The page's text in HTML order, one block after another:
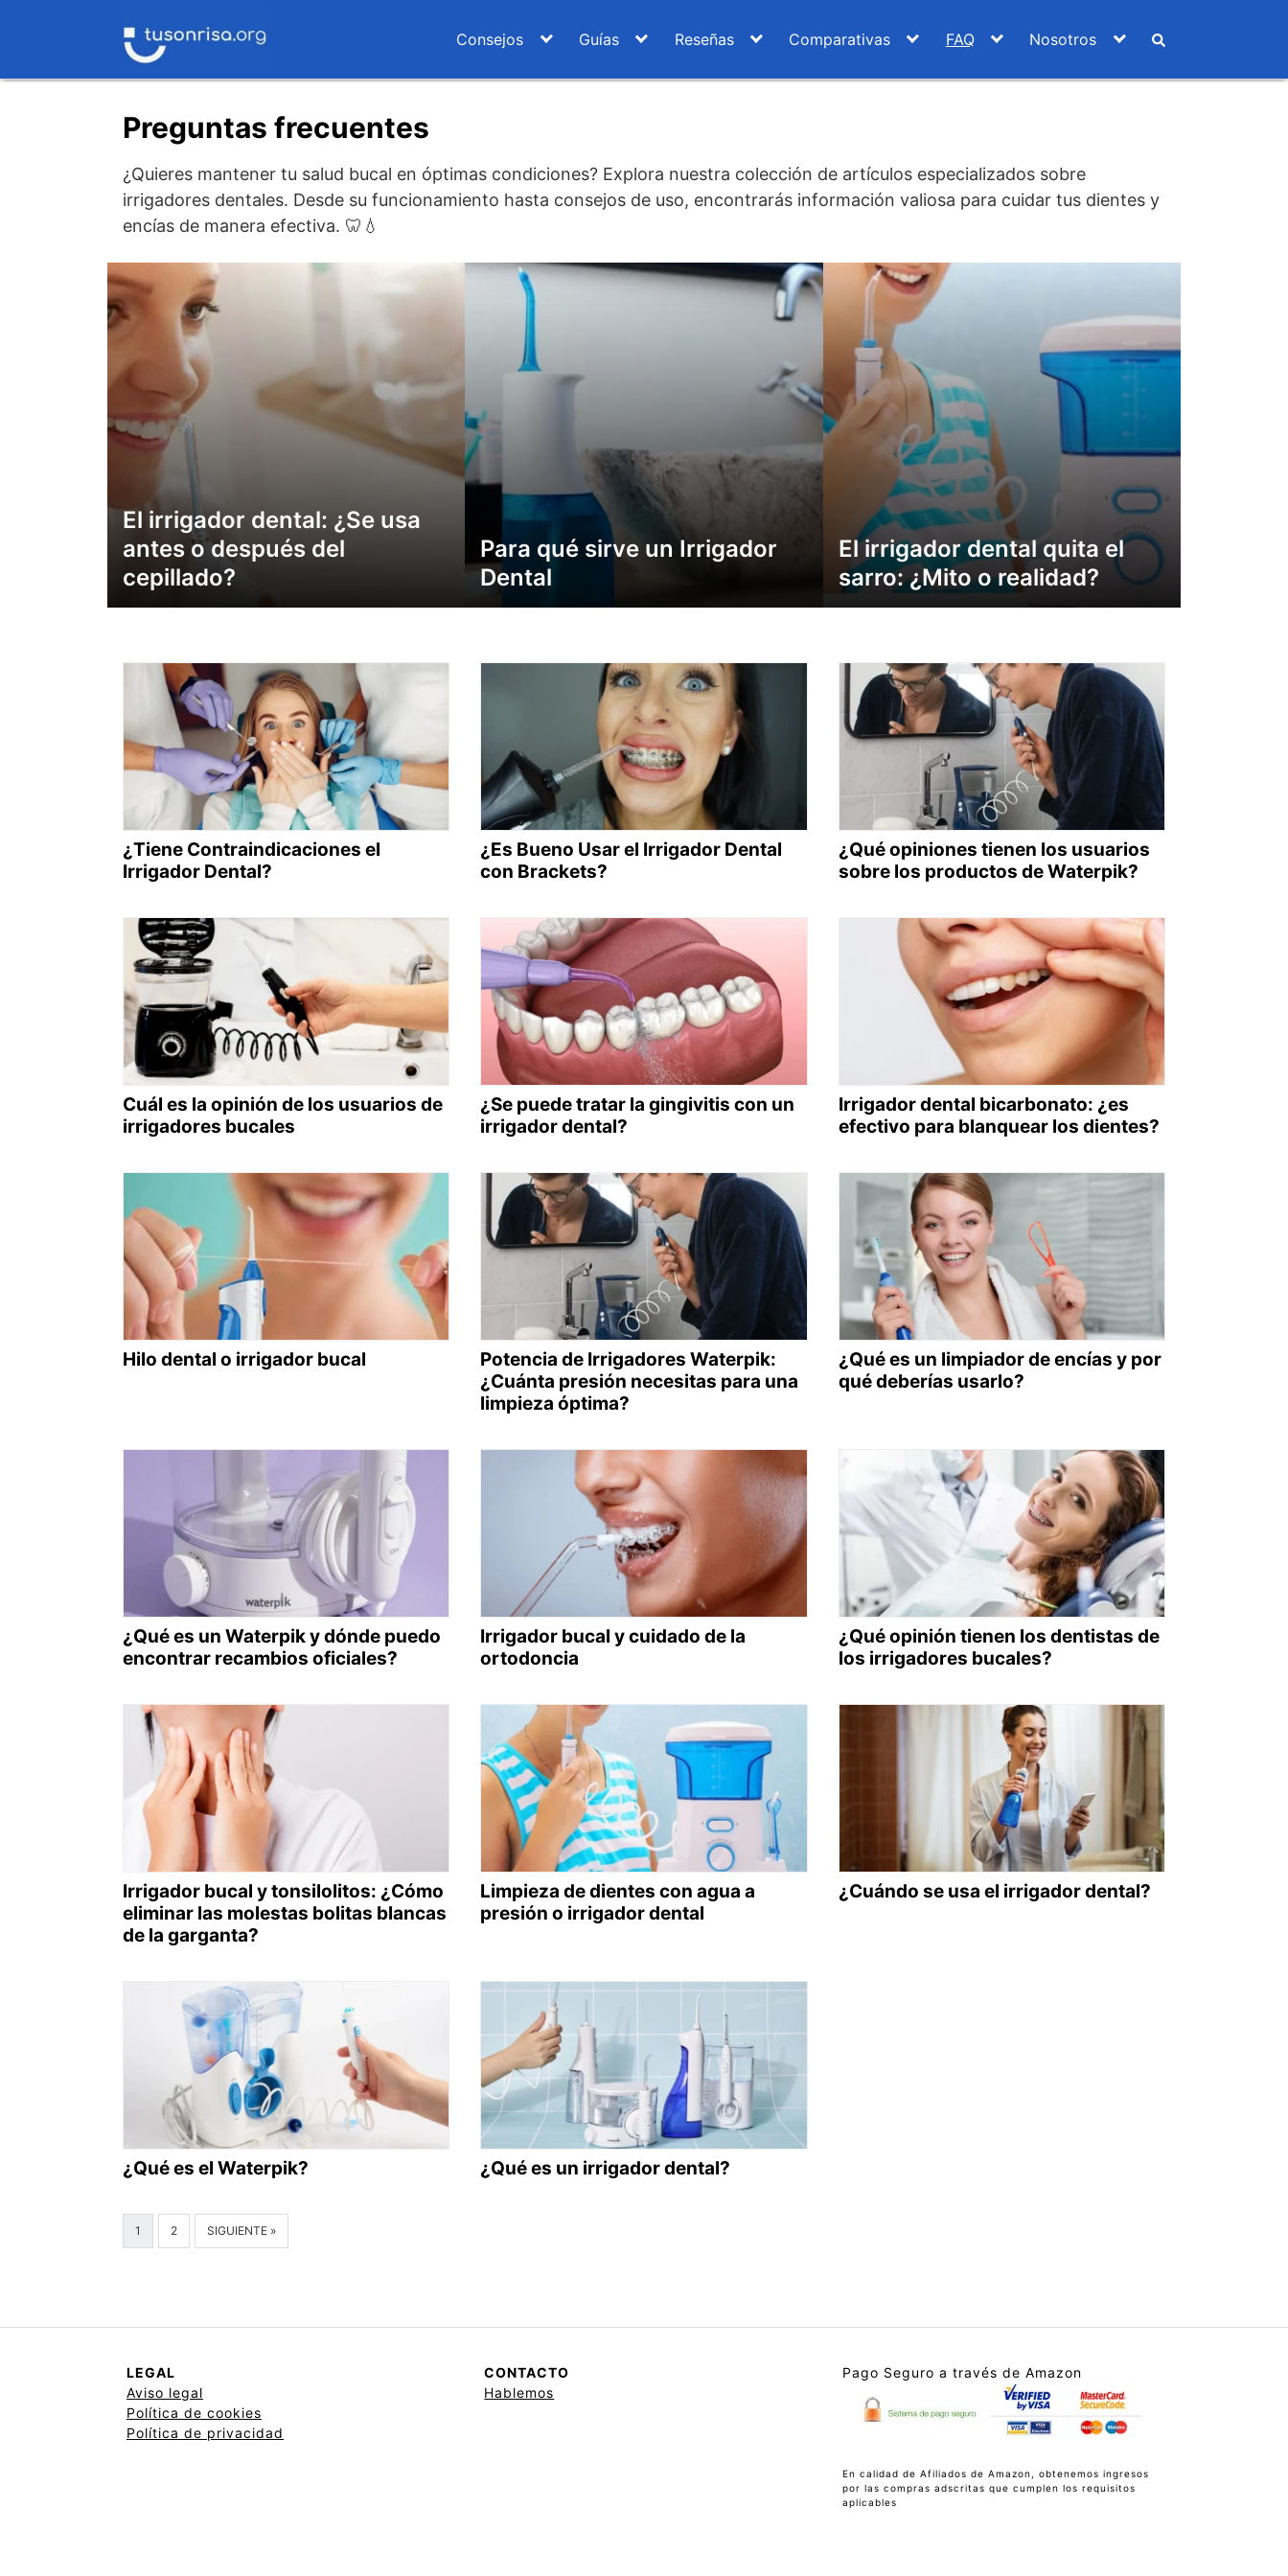
Consejos Guías Reseñas Comparativas FAQ Nosotros
Preguntas frecuentes
¿Quieres mantener tu salud bucal en óptimas condiciones? Explora nuestra colección de artículos especializados sobre
irrigadores dentales. Desde su funcionamiento hasta consejos de uso, encontrarás información valiosa para cuidar tus dientes y
encías de manera efectiva. 🦷💧
El irrigador dental: ¿Se usa
antes o después del
cepillado?
Para qué sirve un Irrigador
Dental
El irrigador dental quita el
sarro: ¿Mito o realidad?
¿Tiene Contraindicaciones el
Irrigador Dental?
¿Es Bueno Usar el Irrigador Dental
con Brackets?
¿Qué opiniones tienen los usuarios
sobre los productos de Waterpik?
Cuál es la opinión de los usuarios de
irrigadores bucales
¿Se puede tratar la gingivitis con un
irrigador dental?
Irrigador dental bicarbonato: ¿es
efectivo para blanquear los dientes?
Hilo dental o irrigador bucal
Potencia de Irrigadores Waterpik:
¿Cuánta presión necesitas para una
limpieza óptima?
¿Qué es un limpiador de encías y por
qué deberías usarlo?
¿Qué es un Waterpik y dónde puedo
encontrar recambios oficiales?
Irrigador bucal y cuidado de la
ortodoncia
¿Qué opinión tienen los dentistas de
los irrigadores bucales?
Irrigador bucal y tonsilolitos: ¿Cómo
eliminar las molestas bolitas blancas
de la garganta?
Limpieza de dientes con agua a
presión o irrigador dental
¿Cuándo se usa el irrigador dental?
¿Qué es el Waterpik? ¿Qué es un irrigador dental?
1 2 SIGUIENTE »
LEGAL
Aviso legal
Política de cookies
Política de privacidad
CONTACTO
Hablemos
Pago Seguro a través de Amazon
En calidad de Afiliados de Amazon, obtenemos ingresos
por las compras adscritas que cumplen los requisitos
aplicables